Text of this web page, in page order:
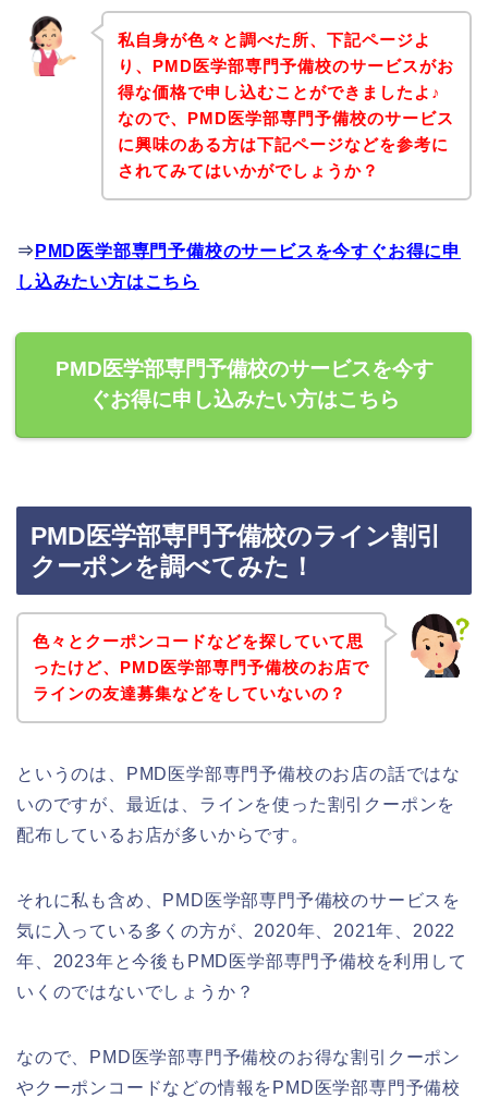
私自身が色々と調べた所、下記ページよ
り、PMD医学部専門予備校のサービスがお
得な価格で申し込むことができましたよ♪
なので、PMD医学部専門予備校のサービス
に興味のある方は下記ページなどを参考に
されてみてはいかがでしょうか？
⇒ PMD医学部専門予備校のサービスを今すぐお得に申
し込みたい方はこちら
PMD医学部専門予備校のサービスを今す
ぐお得に申し込みたい方はこちら
PMD医学部専門予備校のライン割引
クーポンを調べてみた！
色々とクーポンコードなどを探していて思
ったけど、PMD医学部専門予備校のお店で
ラインの友達募集などをしていないの？
というのは、PMD医学部専門予備校のお店の話ではな
いのですが、最近は、ラインを使った割引クーポンを
配布しているお店が多いからです。
それに私も含め、PMD医学部専門予備校のサービスを
気に入っている多くの方が、2020年、2021年、2022
年、2023年と今後もPMD医学部専門予備校を利用して
いくのではないでしょうか？
なので、PMD医学部専門予備校のお得な割引クーポン
やクーポンコードなどの情報をPMD医学部専門予備校